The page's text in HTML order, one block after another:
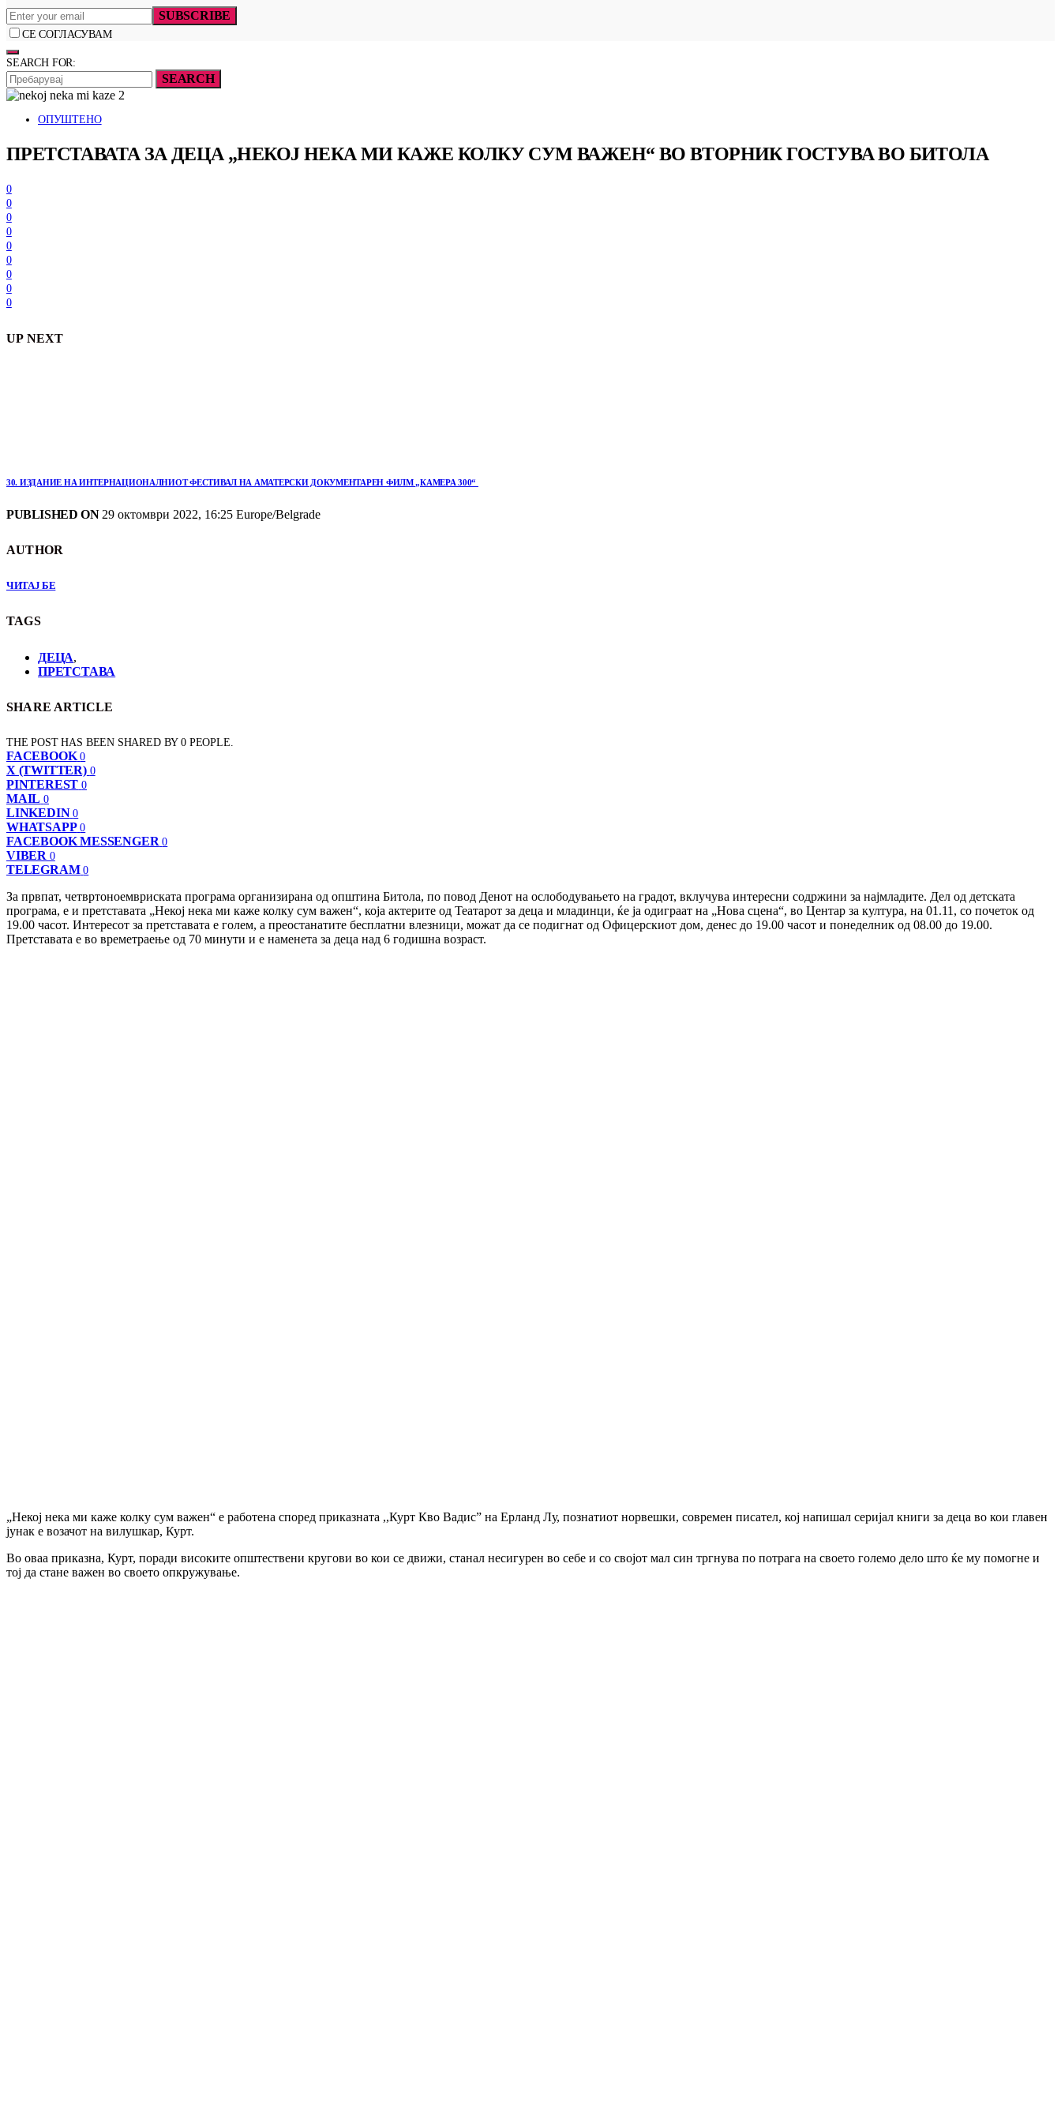
SUBSCRIBE
СЕ СОГЛАСУВАМ
SEARCH FOR:
SEARCH
ОПУШТЕНО
ПРЕТСТАВАТА ЗА ДЕЦА „НЕКОЈ НЕКА МИ КАЖЕ КОЛКУ СУМ ВАЖЕН“ ВО ВТОРНИК ГОСТУВА ВО БИТОЛА
0
0
0
0
0
0
0
0
0
UP NEXT
30. ИЗДАНИЕ НА ИНТЕРНАЦИОНАЛНИОТ ФЕСТИВАЛ НА АМАТЕРСКИ ДОКУМЕНТАРЕН ФИЛМ „КАМЕРА 300“
PUBLISHED ON29 октомври 2022, 16:25 Europe/Belgrade
AUTHOR
ЧИТАЈ БЕ
TAGS
ДЕЦА,
ПРЕТСТАВА
SHARE ARTICLE
THE POST HAS BEEN SHARED BY0 PEOPLE.
FACEBOOK 0
X (TWITTER) 0
PINTEREST 0
MAIL 0
LINKEDIN 0
WHATSAPP 0
FACEBOOK MESSENGER 0
VIBER 0
TELEGRAM 0
За првпат, четвртоноемвриската програма организирана од општина Битола, по повод Денот на ослободувањето на градот, вклучува интересни содржини за најмладите. Дел од детската
програма, е и претставата „Некој нека ми каже колку сум важен“, која актерите од Театарот за деца и младинци, ќе ја одиграат на „Нова сцена“, во Центар за култура, на 01.11, со почеток од
19.00 часот. Интересот за претставата е голем, а преостанатите бесплатни влезници, можат да се подигнат од Офицерскиот дом, денес до 19.00 часот и понеделник од 08.00 до 19.00.
Претставата е во времетраење од 70 минути и е наменета за деца над 6 годишна возраст.
„Некој нека ми каже колку сум важен“ е работена според приказната ,,Курт Кво Вадис” на Ерланд Лу, познатиот норвешки, современ писател, кој напишал серијал книги за деца во кои главен
јунак е возачот на вилушкар, Курт.
Во оваа приказна, Курт, поради високите општествени кругови во кои се движи, станал несигурен во себе и со својот мал син тргнува по потрага на своето големо дело што ќе му помогне и
тој да стане важен во своето опкружување.